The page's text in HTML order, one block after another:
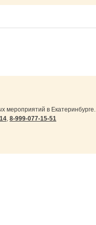
мероприятий в Екатеринбурге.
, 8-999-077-15-51